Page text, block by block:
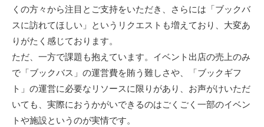
くの方々から注目とご支持をいただき、さらには「ブックバ
スに訪れてほしい」というリクエストも増えており、大変あ
りがたく感じております。
ただ、一方で課題も抱えています。イベント出店の売上のみ
で「ブックバス」の運営費を賄う難しさや、「ブックギフ
ト」の運営に必要なリソースに限りがあり、お声がけいただ
いても、実際におうかがいできるのはごくごく一部のイベン
トや施設というのが実情です。